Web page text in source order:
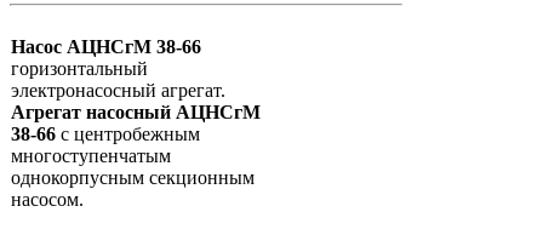
Насос АЦНСгМ 38-66
горизонтальный
электронасосный агрегат.
Агрегат насосный АЦНСгМ
38-66 с центробежным
многоступенчатым
однокорпусным секционным
насосом.